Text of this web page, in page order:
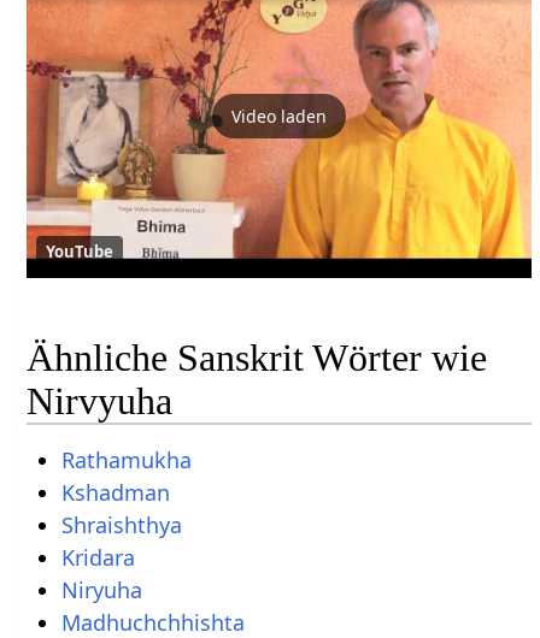
Video laden
YouTube
Ähnliche Sanskrit Wörter wie
Nirvyuha
Rathamukha
Kshadman
Shraishthya
Kridara
Niryuha
Madhuchchhishta